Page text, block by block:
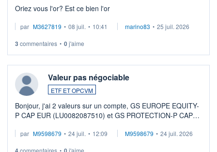
Oriez vous l'or? Est ce bien l'or
par M3627819 • 08 juil. • 10:41 marino83 • 25 juil. 2026
3 commentaires • 0j'aime
Valeur pas négociable
ETF ET OPCVM
Bonjour, j'ai 2 valeurs sur un compte, GS EUROPE EQUITY-
P CAP EUR (LU0082087510) et GS PROTECTION-P CAP
veux procéder à la vente, on me signale ...
par M9598679 • 24 juil. • 12:09 M9598679 • 24 juil. 2026
commentaires • j'aime